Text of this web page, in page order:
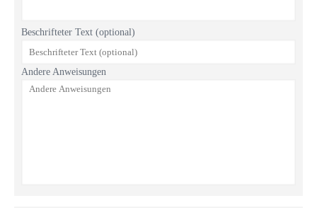
Beschrifteter Text (optional)
Andere Anweisungen